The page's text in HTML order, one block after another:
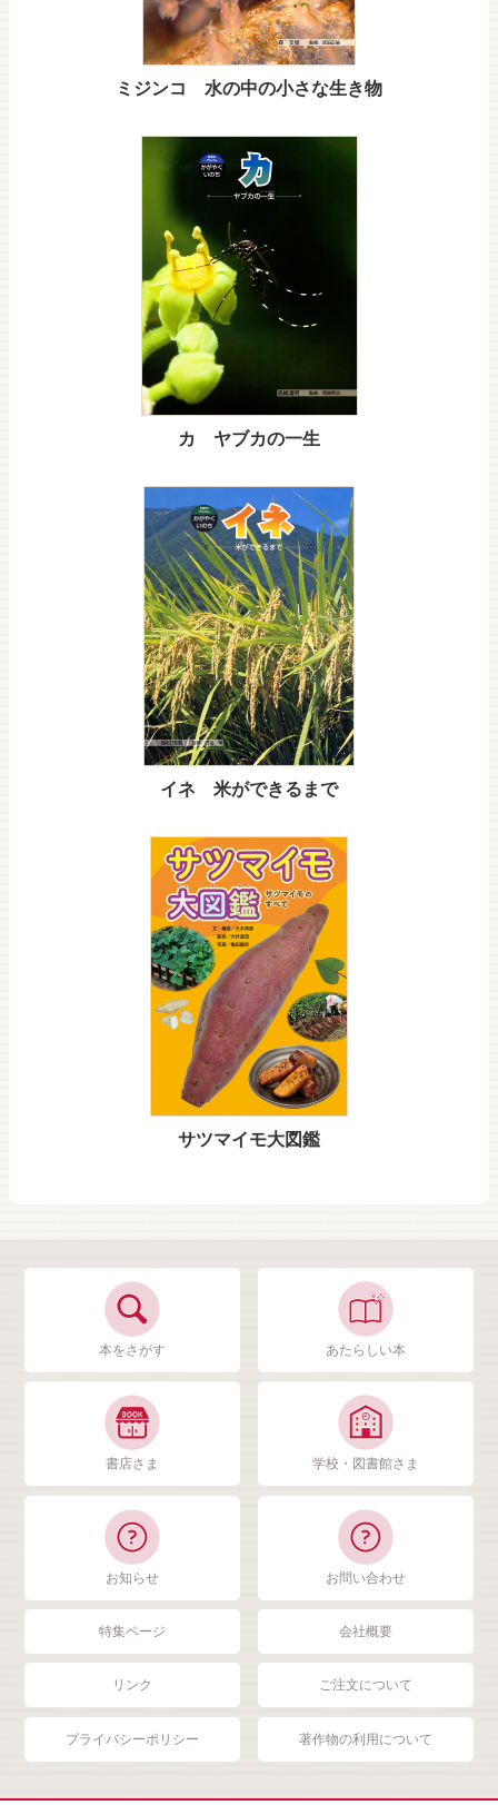
ミジンコ 水の中の小さな生き物
カ ヤブカの一生
イネ 米ができるまで
サツマイモ大図鑑
本をさがす あたらしい本
書店さま 学校・図書館さま
お知らせ お問い合わせ
特集ページ 会社概要
リンク ご注文について
プライバシーポリシー 著作物の利用について